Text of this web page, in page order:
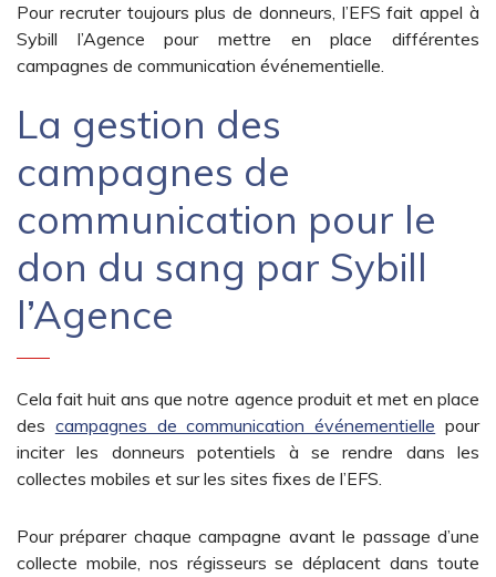
Pour recruter toujours plus de donneurs, l’EFS fait appel à
Sybill l’Agence pour mettre en place différentes
campagnes de communication événementielle.
La gestion des
campagnes de
communication pour le
don du sang par Sybill
l’Agence
Cela fait huit ans que notre agence produit et met en place
des campagnes de communication événementielle pour
inciter les donneurs potentiels à se rendre dans les
collectes mobiles et sur les sites fixes de l’EFS.
Pour préparer chaque campagne avant le passage d’une
collecte mobile, nos régisseurs se déplacent dans toute